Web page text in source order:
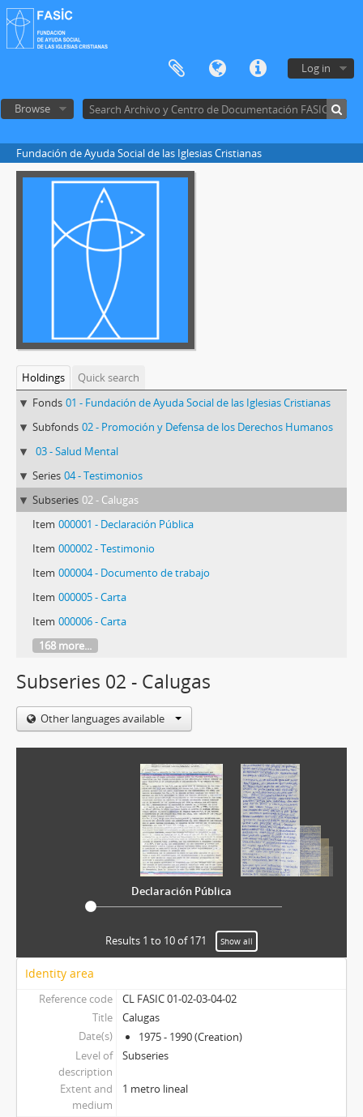
Log in
Browse
Fundación de Ayuda Social de las Iglesias Cristianas
Holdings
Quick search
Fonds 01 - Fundación de Ayuda Social de las Iglesias Cristianas
Subfonds 02 - Promoción y Defensa de los Derechos Humanos
03 - Salud Mental
Series 04 - Testimonios
Subseries 02 - Calugas
Item 000001 - Declaración Pública
Item 000002 - Testimonio
Item 000004 - Documento de trabajo
Item 000005 - Carta
Item 000006 - Carta
168 more...
Subseries 02 - Calugas
Other languages available
Declaración Pública
Results 1 to 10 of 171 Show all
Identity area
Reference code
CL FASIC 01-02-03-04-02
Title
Calugas
Date(s)
1975 - 1990 (Creation)
Level of
description
Subseries
Extent and
medium
1 metro lineal